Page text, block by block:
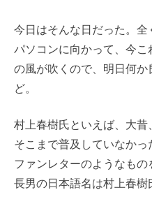
今日はそんな日だった。全
パソコンに向かって、今こ
の風が吹くので、明日何
ど。
村上春樹氏といえば、大
そこまで普及していなか
ファンレターのようなも
長男の日本語名は村上春